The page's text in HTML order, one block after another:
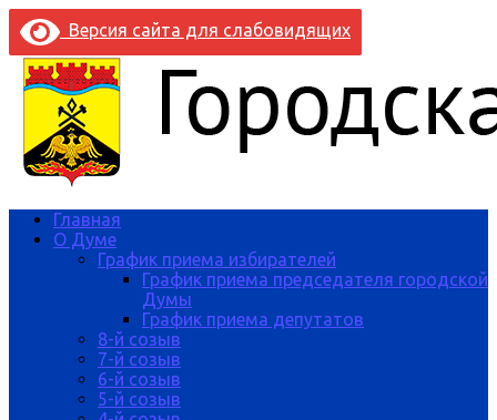
Версия сайта для слабовидящих
Главная
О Думе
График приема избирателей
График приема председателя городской
Думы
График приема депутатов
8-й созыв
7-й созыв
6-й созыв
5-й созыв